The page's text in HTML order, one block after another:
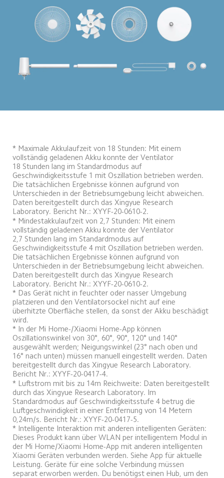
* Maximale Akkulaufzeit von 18 Stunden: Mit einem
vollständig geladenen Akku konnte der Ventilator
18 Stunden lang im Standardmodus auf
Geschwindigkeitsstufe 1 mit Oszillation betrieben werden.
Die tatsächlichen Ergebnisse können aufgrund von
Unterschieden in der Betriebsumgebung leicht abweichen.
Daten bereitgestellt durch das Xingyue Research
Laboratory. Bericht Nr.: XYYF-20-0610-2.
* Mindestakkulaufzeit von 2,7 Stunden: Mit einem
vollständig geladenen Akku konnte der Ventilator
2,7 Stunden lang im Standardmodus auf
Geschwindigkeitsstufe 4 mit Oszillation betrieben werden.
Die tatsächlichen Ergebnisse können aufgrund von
Unterschieden in der Betriebsumgebung leicht abweichen.
Daten bereitgestellt durch das Xingyue Research
Laboratory. Bericht Nr.: XYYF-20-0610-2.
* Das Gerät nicht in feuchter oder nasser Umgebung
platzieren und den Ventilatorsockel nicht auf eine
überhitzte Oberfläche stellen, da sonst der Akku beschädigt
wird.
* In der Mi Home-/Xiaomi Home-App können
Oszillationswinkel von 30°, 60°, 90°, 120° und 140°
ausgewählt werden; Neigungswinkel (23° nach oben und
16° nach unten) müssen manuell eingestellt werden. Daten
bereitgestellt durch das Xingyue Research Laboratory.
Bericht Nr.: XYYF-20-0417-4.
* Luftstrom mit bis zu 14m Reichweite: Daten bereitgestellt
durch das Xingyue Research Laboratory. Im
Standardmodus auf Geschwindigkeitsstufe 4 betrug die
Luftgeschwindigkeit in einer Entfernung von 14 Metern
0,24m/s. Bericht Nr.: XYYF-20-0417-5.
* Intelligente Interaktion mit anderen intelligenten Geräten:
Dieses Produkt kann über WLAN per intelligentem Modul in
der Mi Home/Xiaomi Home-App mit anderen intelligenten
Xiaomi Geräten verbunden werden. Siehe App für aktuelle
Leistung. Geräte für eine solche Verbindung müssen
separat erworben werden. Du benötigst einen Hub, um den